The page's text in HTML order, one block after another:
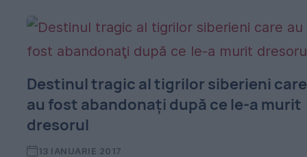
Destinul tragic al tigrilor siberieni care
au fost abandonaţi după ce le-a murit
dresorul
13 IANUARIE 2017